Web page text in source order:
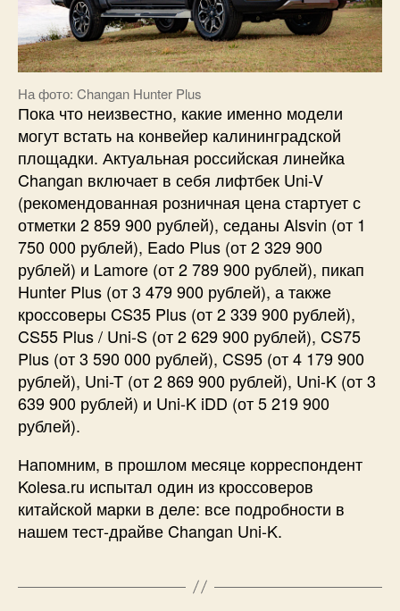
На фото: Changan Hunter Plus
Пока что неизвестно, какие именно модели
могут встать на конвейер калининградской
площадки. Актуальная российская линейка
Changan включает в себя лифтбек Uni-V
(рекомендованная розничная цена стартует с
отметки 2 859 900 рублей), седаны Alsvin (от 1
750 000 рублей), Eado Plus (от 2 329 900
рублей) и Lamore (от 2 789 900 рублей), пикап
Hunter Plus (от 3 479 900 рублей), а также
кроссоверы CS35 Plus (от 2 339 900 рублей),
CS55 Plus / Uni-S (от 2 629 900 рублей), CS75
Plus (от 3 590 000 рублей), CS95 (от 4 179 900
рублей), Uni-T (от 2 869 900 рублей), Uni-K (от 3
639 900 рублей) и Uni-K iDD (от 5 219 900
рублей).
Напомним, в прошлом месяце корреспондент
Kolesa.ru испытал один из кроссоверов
китайской марки в деле: все подробности в
нашем тест-драйве Changan Uni-K.